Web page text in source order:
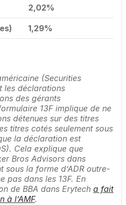
2,02%
1,29%
(Securities
les déclarations
des gérants
13F implique de ne
détenues sur des titres
titres cotés seulement sous
la déclaration est
Cela explique que
Bros Advisors dans
sous la forme d’ADR outre-
pas dans les 13F. En
de BBA dans Erytech a fait
à l’AMF.